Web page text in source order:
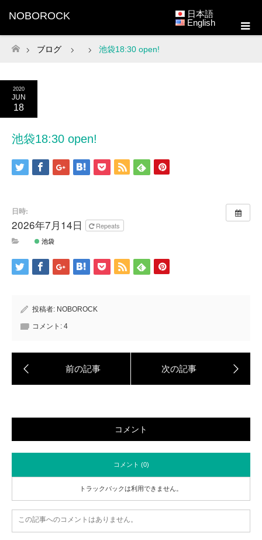
NOBOROCK
日本語
English
ホーム
ブログ 池袋18:30 open!
2020
JUN
18
池袋18:30 open!
日時:
2026年7月14日
Repeats
池袋
投稿者: NOBOROCK
コメント: 4
コメント
コメント (0)
トラックバックは利用できません。
この記事へのコメントはありません。